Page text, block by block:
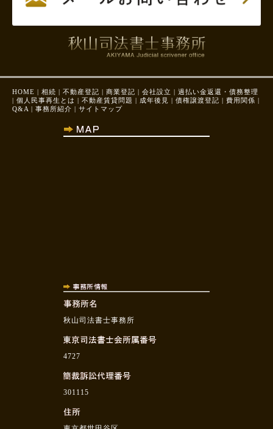
HOME | 相続 | 不動産登記 | 商業登記 | 会社設立 | 過払い金返還・債務整理
| 個人民事再生とは | 不動産賃貸問題 | 成年後見 | 債権譲渡登記 | 費用関係 |
Q&A | 事務所紹介 | サイトマップ
秋山司法書士事務所
4727
301115